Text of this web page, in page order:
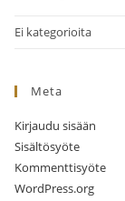
Ei kategorioita
Meta
Kirjaudu sisään
Sisältösyöte
Kommenttisyöte
WordPress.org